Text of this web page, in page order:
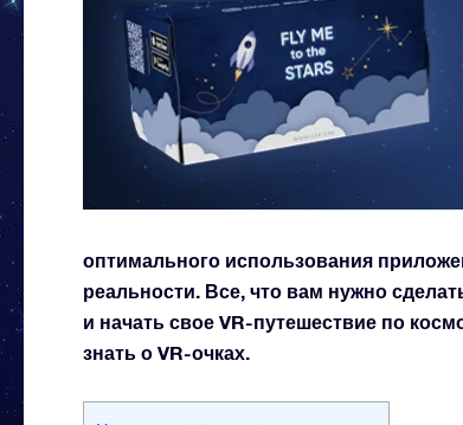
оптимального использования
реальности. Все, что вам нужно
и начать свое VR-путешествие по
знать о VR-очках.